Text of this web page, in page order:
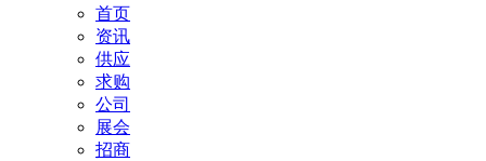
首页
资讯
供应
求购
公司
展会
招商